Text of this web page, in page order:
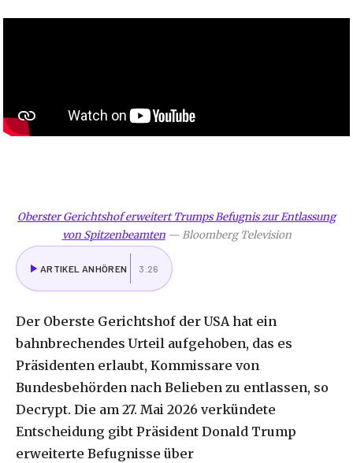
Oberster Gerichtshof erweitert Trumps Befugnis zur Entlassung
von Spitzenbeamten—Bloomberg Television
ARTIKEL ANHÖREN 3:26
Der Oberste Gerichtshof der USA hat ein
bahnbrechendes Urteil aufgehoben, das es
Präsidenten erlaubt, Kommissare von
Bundesbehörden nach Belieben zu entlassen, so
Decrypt. Die am 27. Mai 2026 verkündete
Entscheidung gibt Präsident Donald Trump
erweiterte Befugnisse über